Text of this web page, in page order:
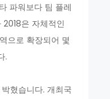
파워보다 팀 플레
은 자체적인
으로 확장되어 몇
.
혔습니다. 개최국